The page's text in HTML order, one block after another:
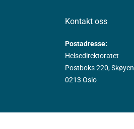
Kontakt oss
Postadresse:
Helsedirektoratet
Postboks 220, Skøyen
0213 Oslo